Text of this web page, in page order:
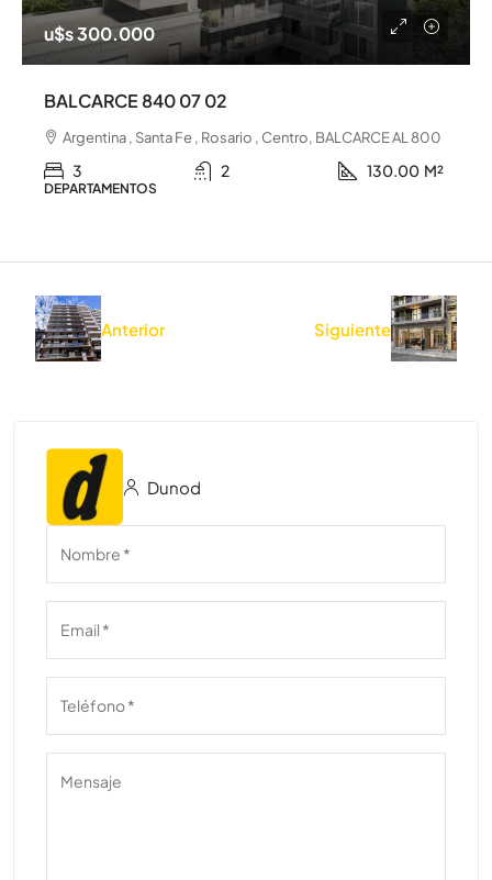
u$s 300.000
BALCARCE 840 07 02
Argentina , Santa Fe , Rosario , Centro, BALCARCE AL 800
3 2 130.00 M²
DEPARTAMENTOS
Anterior Siguiente
Dunod